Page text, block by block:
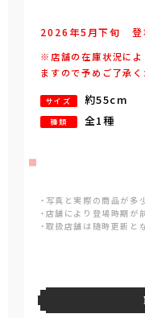
2026年5 月下旬 登
※店舗の在庫状況によ
ますので予めご了承く
サイズ 約55cm
種類 全1種
・写真と実際の商品が多
・店舗により登場時期が
・取扱店舗は随時更新と